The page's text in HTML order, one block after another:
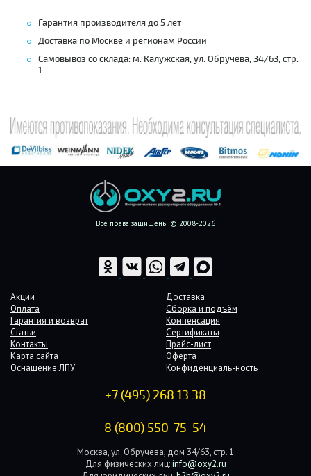
Гарантия производителя до 5 лет
Доставка по Москве и регионам России
Самовывоз со склада: м. Калужская, ул. Обручева, 34/63, стр.
1
Все права защищены © 2008-2026
Акции
Доставка
Оплата
Сборка и подъём
Гарантия и возврат
Компенсация
Статьи
Сертификаты
Контакты
Прайс-лист
Карта сайта
Оферта
Оснащение ЛПУ
Конфиденциаль-ность
+7 (495) 268 13 38
8 (800) 550-75-54
Москва, ул. Обручева, дом 34/63, стр. 1
Для физических лиц: info@oxy2.ru